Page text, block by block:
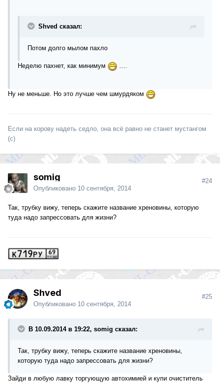
Shved сказал:
Потом долго мылом пахло
Неделю пахнет, как минимум ....
Ну не меньше. Но это лучше чем шмурдяком
Если на корову надеть седло, она всё равно не станет мустангом
(с)
somig
Опубликовано 10 сентября, 2014
#24
Так, трубку вижу, теперь скажите название хреновины, которую
туда надо запрессовать для жизни?
Shved
Опубликовано 10 сентября, 2014
#25
В 10.09.2014 в 19:22, somig сказал:
Так, трубку вижу, теперь скажите название хреновины,
которую туда надо запрессовать для жизни?
Зайди в любую лавку торгующую автохимией и купи очиститель